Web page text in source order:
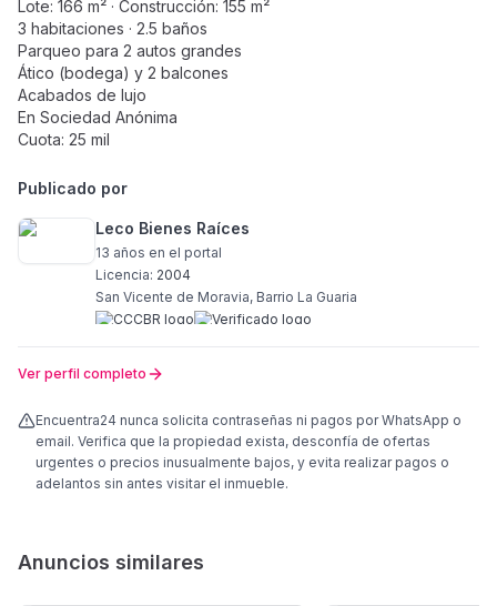
Lote: 166 m² · Construcción: 155 m²
3 habitaciones · 2.5 baños
Parqueo para 2 autos grandes
Ático (bodega) y 2 balcones
Acabados de lujo
En Sociedad Anónima
Cuota: 25 mil
Publicado por
Leco Bienes Raíces
13 años en el portal
Licencia: 2004
San Vicente de Moravia, Barrio La Guaria
Ver perfil completo
Encuentra24 nunca solicita contraseñas ni pagos por WhatsApp o
email. Verifica que la propiedad exista, desconfía de ofertas
urgentes o precios inusualmente bajos, y evita realizar pagos o
adelantos sin antes visitar el inmueble.
Anuncios similares